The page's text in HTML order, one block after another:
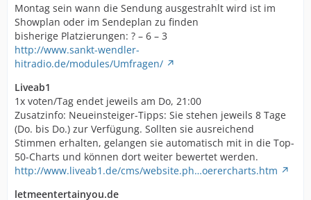
Montag sein wann die Sendung ausgestrahlt wird ist im
Showplan oder im Sendeplan zu finden
bisherige Platzierungen: ? – 6 – 3
http://www.sankt-wendler-
hitradio.de/modules/Umfragen/
Liveab1
1x voten/Tag endet jeweils am Do, 21:00
Zusatzinfo: Neueinsteiger-Tipps: Sie stehen jeweils 8 Tage
(Do. bis Do.) zur Verfügung. Sollten sie ausreichend
Stimmen erhalten, gelangen sie automatisch mit in die Top-
50-Charts und können dort weiter bewertet werden.
http://www.liveab1.de/cms/website.ph…oerercharts.htm
letmeentertainyou.de